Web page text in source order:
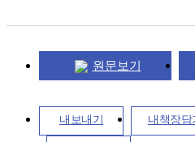
원문보기
내보내기 내책장담